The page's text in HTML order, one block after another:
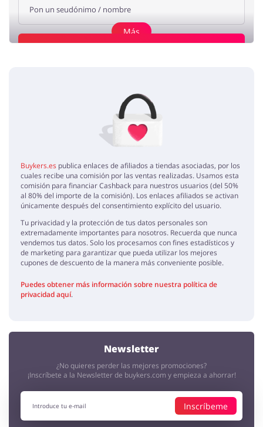
Estoy muy satisfecha del armario que compre en Orion91,
Más
Buykers.es publica enlaces de afiliados a tiendas asociadas, por los
cuales recibe una comisión por las ventas realizadas. Usamos esta
comisión para financiar Cashback para nuestros usuarios (del 50%
al 80% del importe de la comisión). Los enlaces afiliados se activan
únicamente después del consentimiento explícito del usuario.
Tu privacidad y la protección de tus datos personales son
extremadamente importantes para nosotros. Recuerda que nunca
vendemos tus datos. Solo los procesamos con fines estadísticos y
de marketing para garantizar que pueda utilizar los mejores
cupones de descuento de la manera más conveniente posible.
Puedes obtener más información sobre nuestra política de
privacidad aquí.
Newsletter
¿No quieres perder las mejores promociones?
¡Inscríbete a la Newsletter de buykers.com y empieza a ahorrar!
Inscríbeme